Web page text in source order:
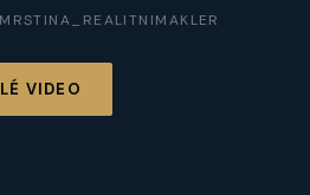
VIDEO